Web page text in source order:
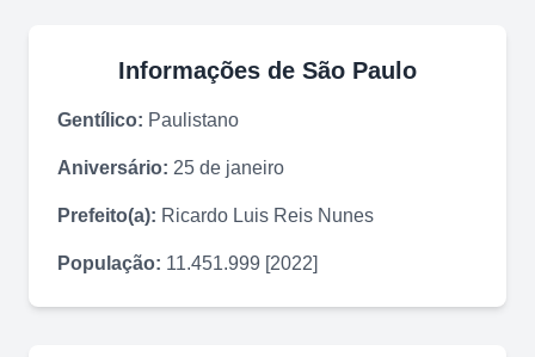
Informações de São Paulo
Gentílico: Paulistano
Aniversário: 25 de janeiro
Prefeito(a): Ricardo Luis Reis Nunes
População: 11.451.999 [2022]